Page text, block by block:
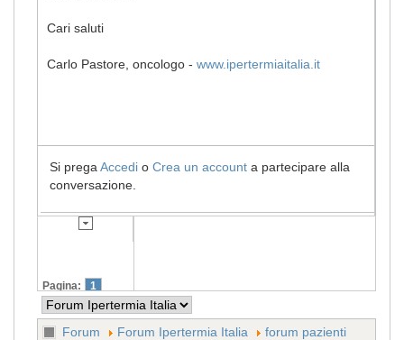
Cari saluti
Carlo Pastore, oncologo - www.ipertermiaitalia.it
Si prega Accedi o Crea un account a partecipare alla
conversazione.
Pagina: 1
Forum Forum Ipertermia Italia
forum pazienti